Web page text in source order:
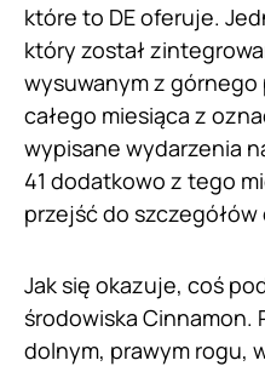
które to DE oferuje.
który został
wysuwanym z górnego
całego miesiąca z
wypisane wydarzenia
41 dodatkowo z tego
przejść do
Jak się okazuje, coś
środowiska Cinnamon.
dolnym, prawym rogu,